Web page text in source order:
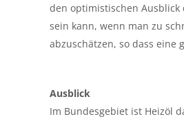
den optimistischen
sein kann, wenn man zu
abzuschätzen, so dass eine
Ausblick
Im Bundesgebiet ist Heizöl